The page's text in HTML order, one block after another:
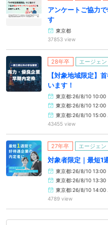
アンケートご協力
す
東京都
37853 view
28年卒 エージェ
【対象地域限定】
います！
東京都:26/8/10 10:00
東京都:26/8/10 12:00
東京都:26/8/10 15:00
43455 view
27年卒 エージェ
対象者限定｜最短1
東京都:26/8/10 13:00
東京都:26/8/10 13:30
東京都:26/8/10 14:00
4789 view